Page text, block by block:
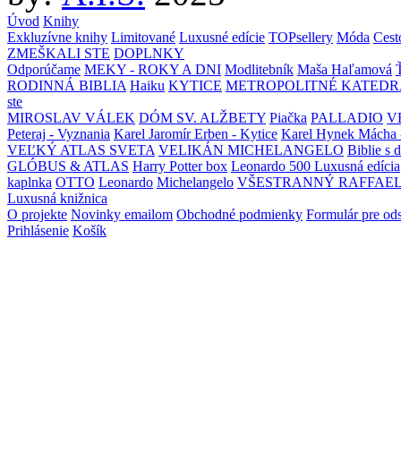
Úvod Knihy
Exkluzívne knihy Limitované Luxusné edície TOPsellery Móda
ZMEŠKALI STE DOPLNKY
Odporúčame MEKY - ROKY A DNI Modlitebník Maša Haľamová
RODINNÁ BIBLIA Haiku KYTICE METROPOLITNÉ
ste
MIROSLAV VÁLEK DÓM SV. ALŽBETY Piačka PALLADIO
Peteraj - Vyznania Karel Jaromír Erben - Kytice Karel Hynek Mácha
VEĽKÝ ATLAS SVETA VELIKÁN MICHELANGELO Biblie s
GLÓBUS & ATLAS Harry Potter box Leonardo 500 Luxusná edícia
kaplnka OTTO Leonardo Michelangelo VŠESTRANNÝ
Luxusná knižnica
O projekte Novinky emailom Obchodné podmienky Formulár pre
Prihlásenie Košík